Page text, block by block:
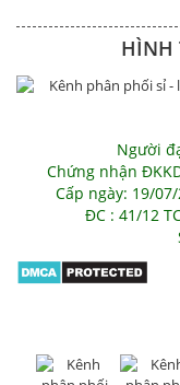
HÌNH
Người
Chứng nhận
Cấp ngày: 19/
ĐC : 41/12